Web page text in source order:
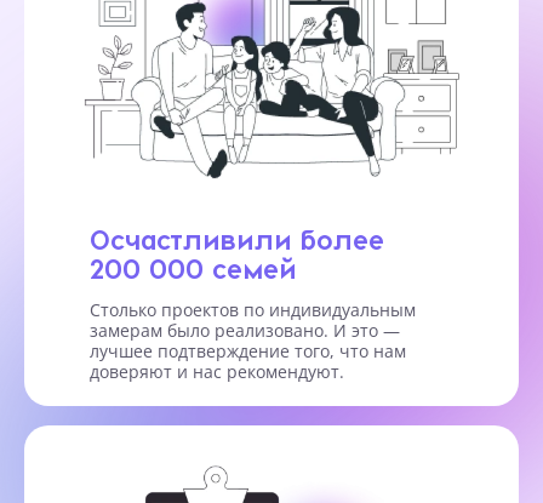
Осчастливили более
200 000 семей
Столько проектов по индивидуальным
замерам было реализовано. И это —
лучшее подтверждение того, что нам
доверяют и нас рекомендуют.